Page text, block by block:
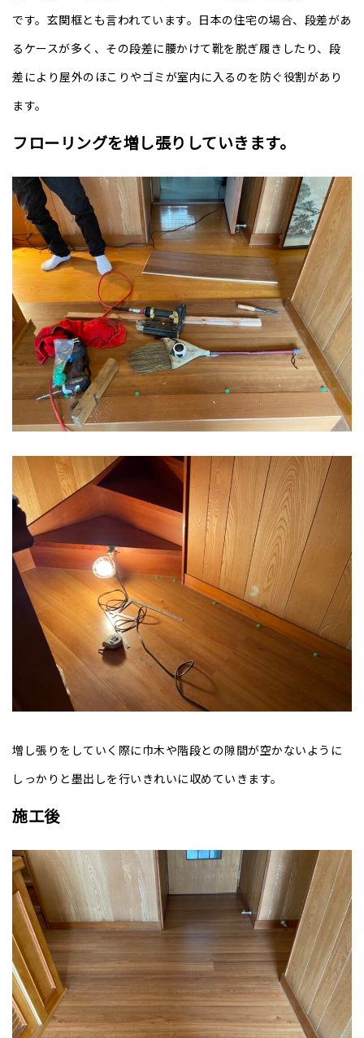
です。玄関框とも言われています。日本の住宅の場合、段差があ
るケースが多く、その段差に腰かけて靴を脱ぎ履きしたり、段
差により屋外のほこりやゴミが室内に入るのを防ぐ役割があり
ます。
フローリングを増し張りしていきます。
増し張りをしていく際に巾木や階段との隙間が空かないように
しっかりと墨出しを行いきれいに収めていきます。
施工後